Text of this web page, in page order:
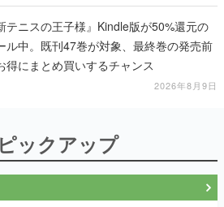
テニスの王子様』Kindle版が50%還元の
ル中。既刊47巻が対象、最終巻の発売前
得にまとめ買いするチャンス
2026年8月9日
ックアップ